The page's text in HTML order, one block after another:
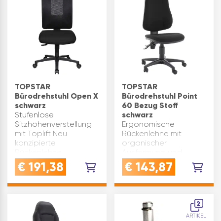
Komfortabler Mul…
Muldensitz für…
TOPSTAR
Bürodrehstuhl Open X
schwarz
Stufenlose
Sitzhöhenverstellung
mit Toplift Neu
konzipierte
„Window“ mit
atmungsaktiver
sorgt für ein
angenehmes
„Wohlfühlklima“ am
Rücken Rücken…
€ 191,38
TOPSTAR
Bürodrehstuhl Point
60 Bezug Stoff
schwarz
Ergonomische
Rückenlehne mit
organischer
integrierter
Lendenwirbelstütze,
Rückenbereich.
Komfort-
zur Verstellung der
€ 143,87
2
ARTIKEL